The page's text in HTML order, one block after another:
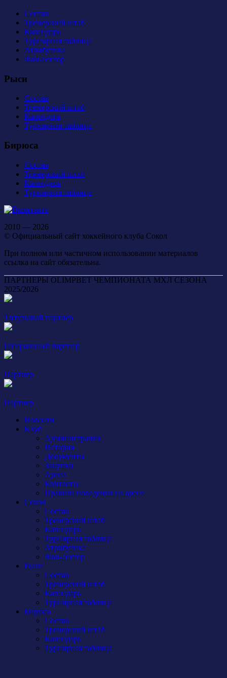
Состав
Тренерский штаб
Календарь
Турнирная таблица
Атрибутика
Фан-сектор
Рыси
Состав
Тренерский штаб
Календарь
Турнирная таблица
Бирюса
Состав
Тренерский штаб
Календарь
Турнирная таблица
2010 — 2026
© Официальный сайт хоккейного клуба Сокол
При полном или частичном использовании материалов
ссылка на сайт обязательна.
ПАРТНЕРЫ OLIMPBET ЧЕМПИОНАТА МХЛ СЕЗОНА
2025/2026
Титульный партнер
Генеральный партнер
Партнер
Партнер
Новости
Клуб
Администрация
История
Документы
Закупки
Арена
Контакты
Правила поведения на арене
Сокол
Состав
Тренерский штаб
Календарь
Турнирная таблица
Атрибутика
Фан-сектор
Рыси
Состав
Тренерский штаб
Календарь
Турнирная таблица
Бирюса
Состав
Тренерский штаб
Календарь
Турнирная таблица